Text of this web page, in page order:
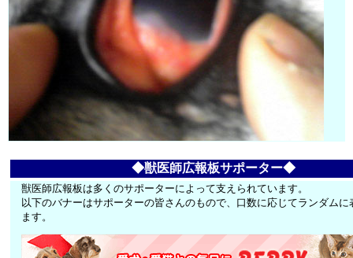
◆獣医師広報板サポーター◆
獣医師広報板は多くのサポーターによって支えられています。
以下のバナーはサポーターの皆さんのもので、口数に応じてランダムに
ます。